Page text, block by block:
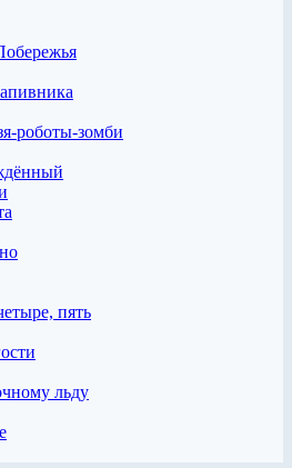
роботы-зомби
пять
льду